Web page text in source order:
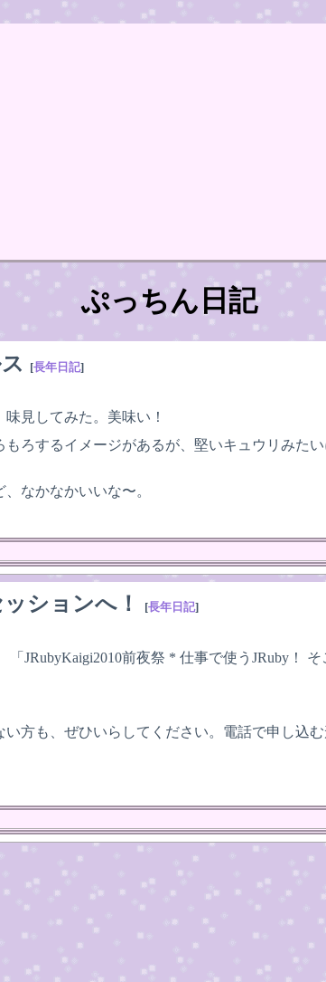
ぷっちん日記
[長年日記]
見してみた。美味い！
ろするイメージがあるが、堅いキュウリみた
なかなかいいな〜。
ションへ！ [長年日記]
JRubyKaigi2010前夜祭 * 仕事で使うJRuby！
方も、ぜひいらしてください。電話で申し込む